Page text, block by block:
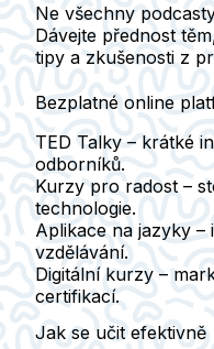
Ne všechny
Dávejte přednost
tipy a zkušenosti z
Bezplatné online
TED Talky – krátké
odborníků.
Kurzy pro radost –
technologie.
Aplikace na jazyky –
vzdělávání.
Digitální kurzy –
certifikací.
Jak se učit efektivně